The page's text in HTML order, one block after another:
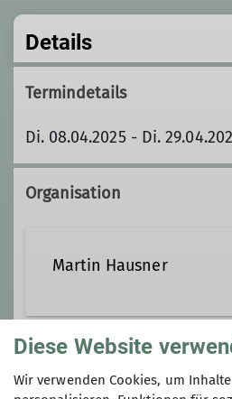
Details
Termindetails
Di. 08.04.2025 - Di.
Organisation
Martin Hausner
mtb@dav-
Diese Website
Wir verwenden Cookies, um